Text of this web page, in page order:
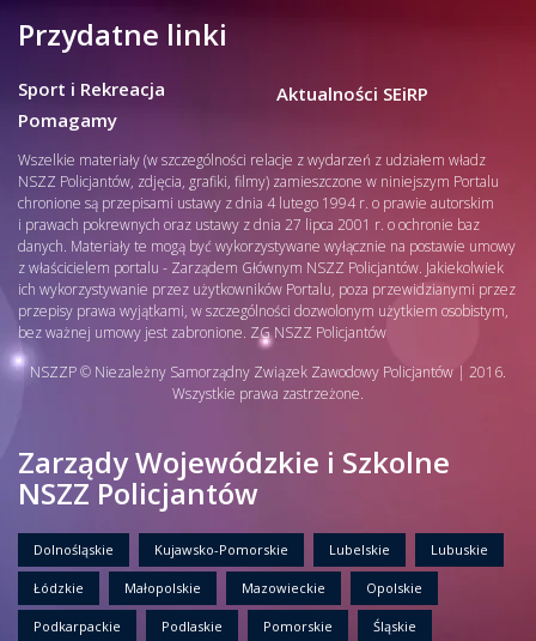
Przydatne linki
Sport i Rekreacja
Pomagamy
Aktualności SEiRP
Wszelkie materiały (w szczególności relacje z wydarzeń z udziałem władz
NSZZ Policjantów, zdjęcia, grafiki, filmy) zamieszczone w niniejszym Portalu
chronione są przepisami ustawy z dnia 4 lutego 1994 r. o prawie autorskim
i prawach pokrewnych oraz ustawy z dnia 27 lipca 2001 r. o ochronie baz
danych. Materiały te mogą być wykorzystywane wyłącznie na postawie umowy
z właścicielem portalu - Zarządem Głównym NSZZ Policjantów. Jakiekolwiek
ich wykorzystywanie przez użytkowników Portalu, poza przewidzianymi przez
przepisy prawa wyjątkami, w szczególności dozwolonym użytkiem osobistym,
bez ważnej umowy jest zabronione. ZG NSZZ Policjantów
NSZZP © Niezależny Samorządny Związek Zawodowy Policjantów | 2016.
Wszystkie prawa zastrzeżone.
Zarządy Wojewódzkie i Szkolne
NSZZ Policjantów
Dolnośląskie Kujawsko-Pomorskie Lubelskie Lubuskie
Łódzkie Małopolskie Mazowieckie Opolskie
Podkarpackie Podlaskie Pomorskie Śląskie